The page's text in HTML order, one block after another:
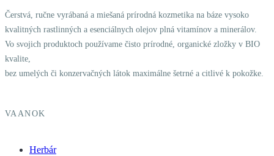
Čerstvá, ručne vyrábaná a miešaná prírodná kozmetika na báze vysoko
kvalitných rastlinných a esenciálnych olejov plná vitamínov a minerálov.
Vo svojich produktoch používame čisto prírodné, organické zložky v BIO
kvalite,
bez umelých či konzervačných látok maximálne šetrné a citlivé k pokožke.
VAANOK
Herbár